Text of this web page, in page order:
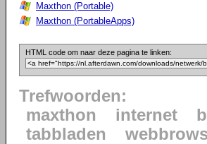
Maxthon (Portable)
Maxthon (PortableApps)
HTML code om naar deze pagina te linken:
Trefwoorden:
maxthon
internet
tabbladen